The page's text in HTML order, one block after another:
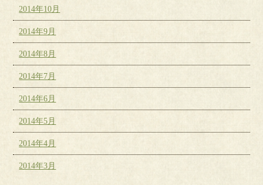
2014年10月
2014年9月
2014年8月
2014年7月
2014年6月
2014年5月
2014年4月
2014年3月